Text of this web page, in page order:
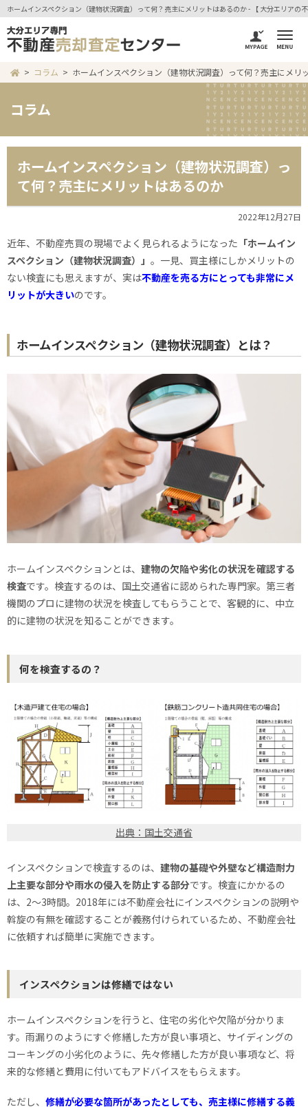
ホームインスペクション（建物状況調査）って何？売主にメリットはあるのか - 【 大分エリアの
コラム ホームインスペクション（建物状況調査）って何？売主にメリ
コラム
ホームインスペクション（建物状況調査）っ
て何？売主にメリットはあるのか
2022年12月27日
近年、不動産売買の現場でよく見られるようになった 「ホームイン
スペクション（建物状況調査）」 。一見、買主様にしかメリットの
ない検査にも思えますが、実は不動産を売る方にとっても非常にメ
リットが大きいのです。
ホームインスペクション（建物状況調査）とは？
ホームインスペクションとは、 建物の欠陥や劣化の状況を確認する
検査です。検査するのは、国土交通省に認められた専門家。第三者
機関のプロに建物の状況を検査してもらうことで、客観的に、中立
的に建物の状況を知ることができます。
何を検査するの？
出典：国土交通省
インスペクションで検査するのは、 建物の基礎や外壁など構造耐力
上主要な部分や雨水の侵入を防止する部分です。検査にかかるの
は、2〜3時間。2018年には不動産会社にインスペクションの説明や
斡旋の有無を確認することが義務付けられているため、不動産会社
に依頼すれば簡単に実施できます。
インスペクションは修繕ではない
ホームインスペクションを行うと、住宅の劣化や欠陥が分かりま
す。雨漏りのようにすぐ修繕した方が良い事項と、サイディングの
コーキングの小劣化のように、先々修繕した方が良い事項など、将
来的な修繕と費用に付いてもアドバイスをもらえます。
ただし、 修繕が必要な箇所があったとしても、売主様に修繕する義